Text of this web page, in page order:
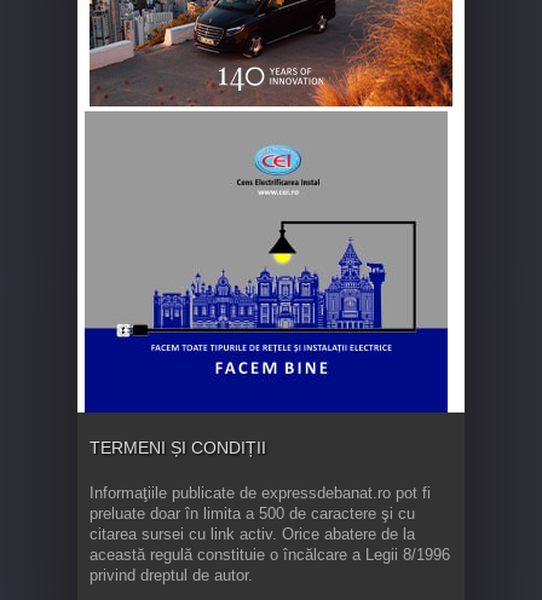
TERMENI ȘI CONDIȚII
Informaţiile publicate de expressdebanat.ro pot fi
preluate doar în limita a 500 de caractere şi cu
citarea sursei cu link activ. Orice abatere de la
această regulă constituie o încălcare a Legii 8/1996
privind dreptul de autor.